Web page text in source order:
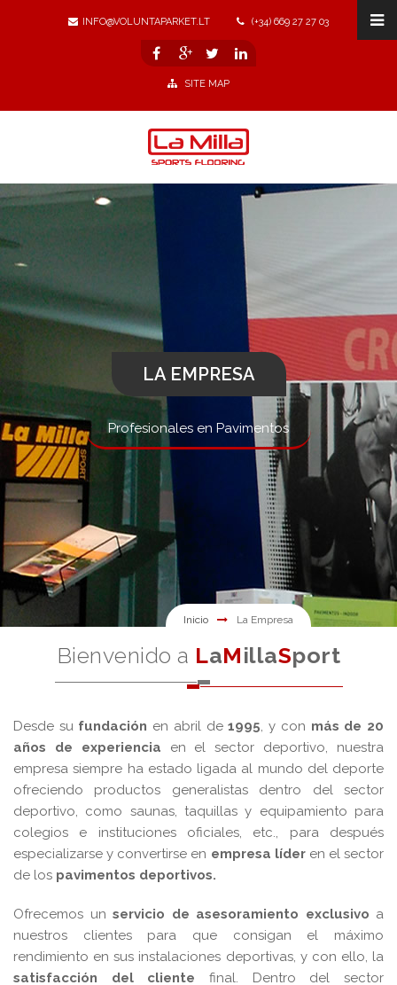
INFO@VOLUNTAPARKET.LT (+34) 669 27 27 03
SITE MAP
LA EMPRESA
Profesionales en Pavimentos
Inicio La Empresa
Bienvenido a LaMillaSport
Desde su fundación en abril de1995, y con más de 20
años de experiencia en el sector deportivo, nuestra
empresa siempre ha estado ligada al mundo del deporte
ofreciendo productos generalistas dentro del sector
deportivo, como saunas, taquillas y equipamiento para
colegios e instituciones oficiales, etc., para después
especializarse y convertirse en empresa líderen el sector
de los pavimentos deportivos.
Ofrecemos un servicio de asesoramiento exclusivo a
nuestros clientes para que consigan el máximo
rendimiento en sus instalaciones deportivas, y con ello, la
satisfacción del cliente final. Dentro del sector